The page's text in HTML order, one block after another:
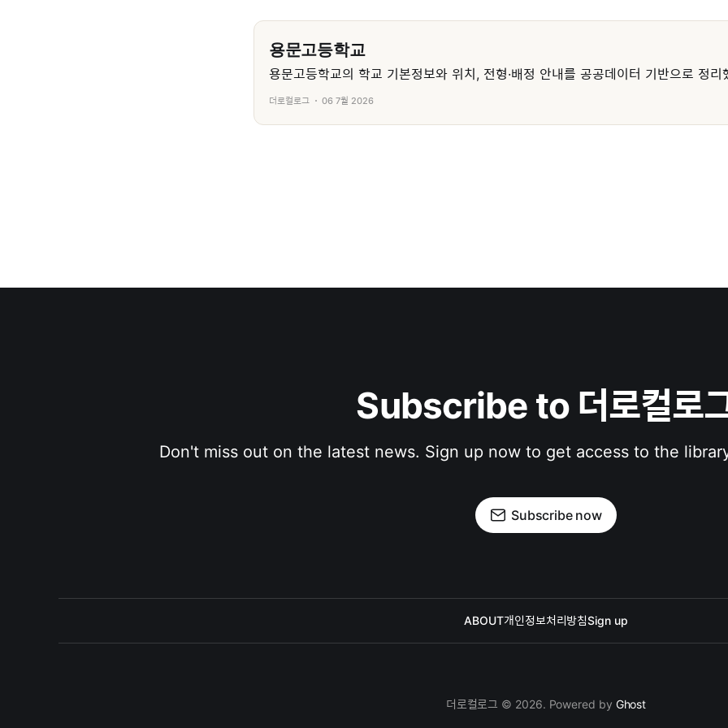
용문고등학교
용문고등학교의 학교 기본정보와 위치, 전형·배정 안내를 공공데이터 기반으로 정리
더로컬로그 06 7월 2026
Subscribe to 더로컬로
Don't miss out on the latest news. Sign up now to get access to the
Subscribe now
ABOUT개인정보처리방침Sign up
더로컬로그 © 2026. Powered by Ghost